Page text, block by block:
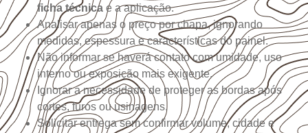
ficha técnica e a aplicação.
Analisar apenas o preço por chapa, ignorando
medidas, espessura e características do painel.
Não informar se haverá contato com umidade, uso
interno ou exposição mais exigente.
Ignorar a necessidade de proteger as bordas após
cortes, furos ou usinagens.
Solicitar entrega sem confirmar volume, cidade e